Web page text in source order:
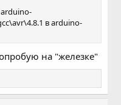
в arduino-
на "железке"